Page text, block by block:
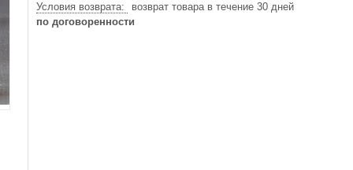
возврат товара в течение 30 дней
по договоренности